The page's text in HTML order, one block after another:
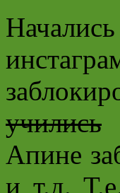
учились
Апине
и т.д.